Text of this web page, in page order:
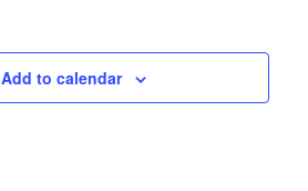
Add to calendar